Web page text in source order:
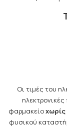
Οι τιμές του
φαρμακείοχωρίς
φυσικού